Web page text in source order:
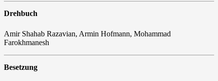
Drehbuch
Amir Shahab Razavian, Armin Hofmann, Mohammad
Farokhmanesh
Besetzung